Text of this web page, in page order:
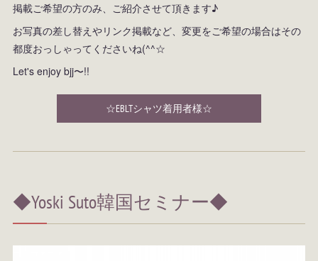
掲載ご希望の方のみ、ご紹介させて頂きます♪
お写真の差し替えやリンク掲載など、変更をご希望の場合はその
都度おっしゃってくださいね(^^☆
Let's enjoy bjj〜!!
☆EBLTシャツ着用者様☆
◆Yoski Suto韓国セミナー◆